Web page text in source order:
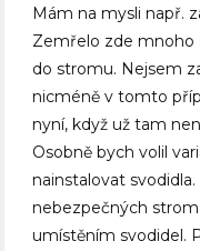
Mám na mysli např.
Zemřelo zde mnoho
do stromu. Nejsem
nicméně v tomto
nyní, když už tam
Osobně bych volil
nainstalovat
nebezpečných
umístěním svodidel.